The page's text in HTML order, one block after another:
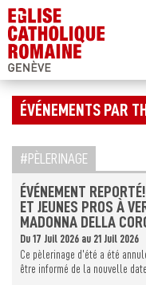
ÉVÉNEMENTS PAR
PÈLERINAGE
ÉVÉNEMENT
ET JEUNES PROS À
MADONNA DELLA
Du 17 Juil 2026 au 21 Juil 2026
Ce pèlerinage d’été a été
être informé de la nouvelle date